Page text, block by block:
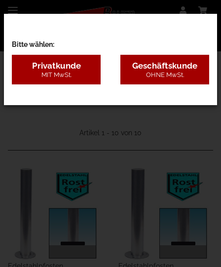
11D - Edelstahl
Artikel 1 - 10 von 10
Bitte wählen:
Privatkunde
MIT MwSt.
Geschäftskunde
OHNE MwSt.